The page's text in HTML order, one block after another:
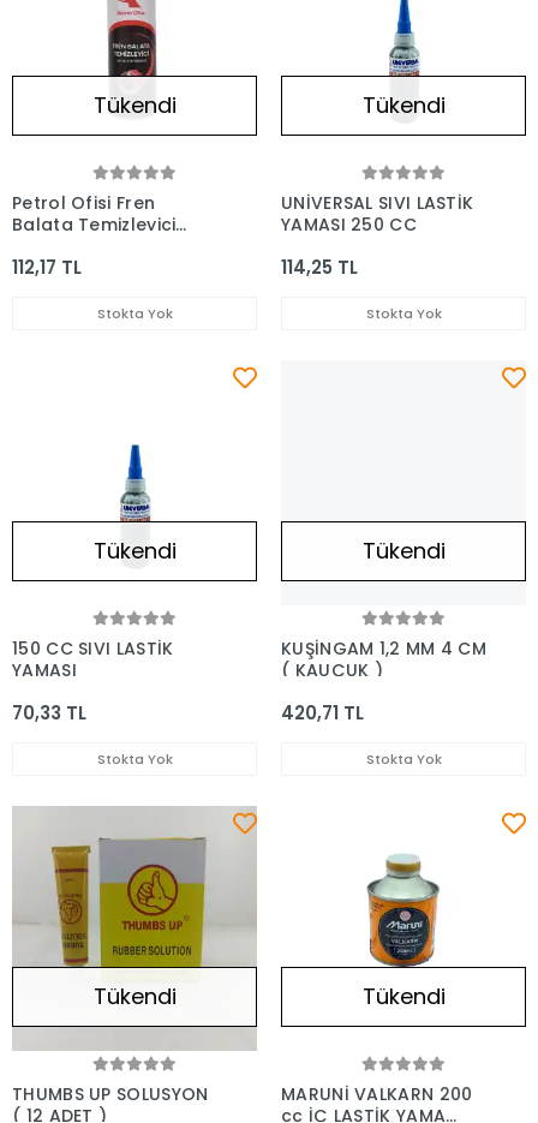
Tükendi
Petrol Ofisi Fren
Balata Temizleyici
112,17 TL
Stokta Yok
Tükendi
UNİVERSAL SIVI LASTİK
YAMASI 250 CC
114,25 TL
Stokta Yok
Tükendi
150 CC SIVI LASTİK
YAMASI
70,33 TL
Stokta Yok
Tükendi
KUŞİNGAM 1,2 MM 4 CM
( KAUÇUK )
420,71 TL
Stokta Yok
Tükendi
THUMBS UP SOLUSYON
( 12 ADET )
Tükendi
MARUNİ VALKARN 200
cc İÇ LASTİK YAMA